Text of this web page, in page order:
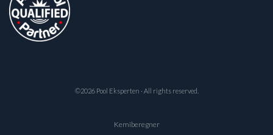
©2026 Pool Eksperten · All rights reserved.
Kemiberegner